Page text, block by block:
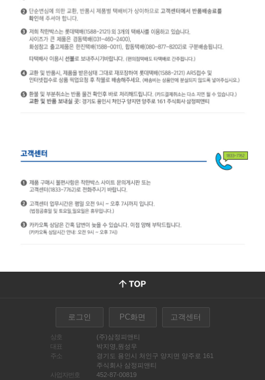
로그인 PC화면 고객센터
상호
(주)삼정피앤티
대표
박지영,원성우
주소
경기도 용인시 처인구 양지면 양주로 161
주식회사 삼정피앤티
사업자번호
452-87-00819